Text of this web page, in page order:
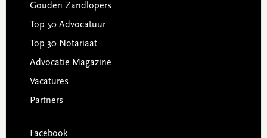
Gouden Zandlopers
Top 50 Advocatuur
Top 30 Notariaat
Advocatie Magazine
Vacatures
Partners
Facebook